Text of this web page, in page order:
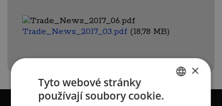
Trade_News_2017_03.pdf (18,78 MB)
×
Tyto webové stránky
používají soubory cookie.